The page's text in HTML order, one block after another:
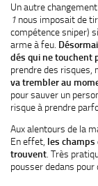
Un autre
1 nous imposait de
compétence sniper)
arme à feu.
dés qui ne touchent
prendre des risques,
va trembler au
pour sauver un
risque à prendre
Aux alentours de la
En effet, les champs
trouvent. Très
pousser dedans pour